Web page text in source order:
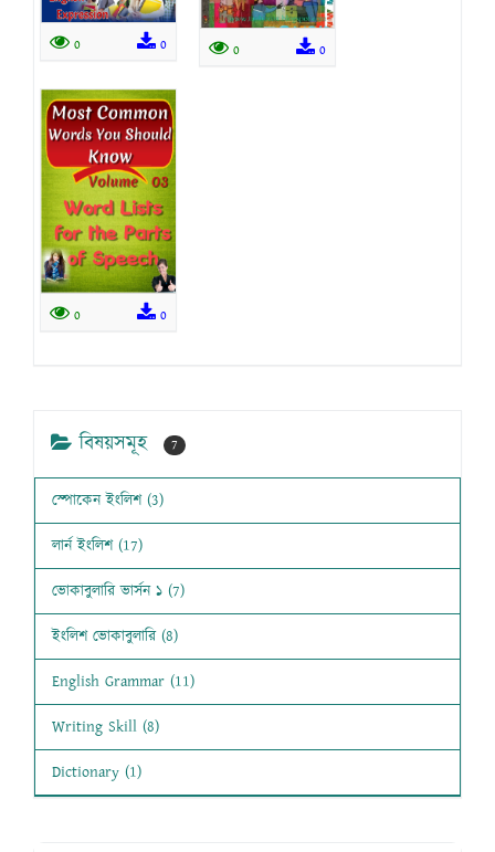
0 0 0 0
0 0
বিষয়সমূহ 7
স্পোকেন ইংলিশ (3)
লার্ন ইংলিশ (17)
ভোকাবুলারি ভার্সন ১ (7)
ইংলিশ ভোকাবুলারি (8)
English Grammar (11)
Writing Skill (8)
Dictionary (1)